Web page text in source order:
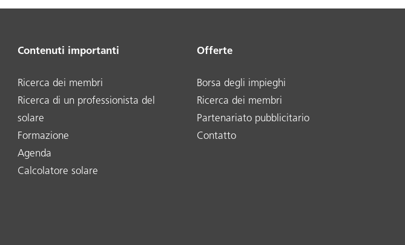
Contenuti importanti
Ricerca dei membri
Ricerca di un professionista del
solare
Formazione
Agenda
Calcolatore solare
Offerte
Borsa degli impieghi
Ricerca dei membri
Partenariato pubblicitario
Contatto